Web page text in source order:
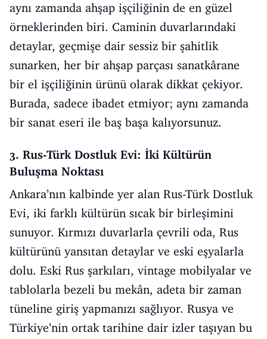
aynı zamanda ahşap işçiliğinin de en güzel
örneklerinden biri. Caminin duvarlarındaki
detaylar, geçmişe dair sessiz bir şahitlik
sunarken, her bir ahşap parçası sanatkârane
bir el işçiliğinin ürünü olarak dikkat çekiyor.
Burada, sadece ibadet etmiyor; aynı zamanda
bir sanat eseri ile baş başa kalıyorsunuz.
3. Rus-Türk Dostluk Evi: İki Kültürün
Buluşma Noktası
Ankara’nın kalbinde yer alan Rus-Türk Dostluk
Evi, iki farklı kültürün sıcak bir birleşimini
sunuyor. Kırmızı duvarlarla çevrili oda, Rus
kültürünü yansıtan detaylar ve eski eşyalarla
dolu. Eski Rus şarkıları, vintage mobilyalar ve
tablolarla bezeli bu mekân, adeta bir zaman
tüneline giriş yapmanızı sağlıyor. Rusya ve
Türkiye’nin ortak tarihine dair izler taşıyan bu